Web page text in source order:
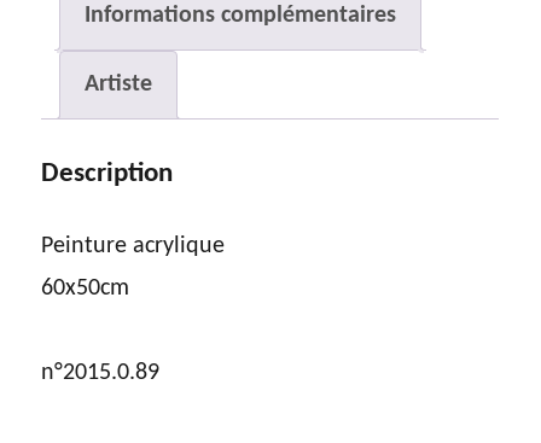
Informations complémentaires
Artiste
Description
Peinture acrylique
60x50cm
n°2015.0.89